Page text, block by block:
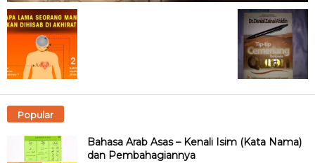
Popular
Bahasa Arab Asas – Kenali Isim (Kata Nama)
dan Pembahagiannya